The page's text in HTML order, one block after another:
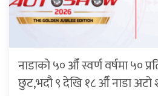
नाडाको ५० औँ स्वर्ण वर्षमा ५०
छुट,भदौ ९ देखि १८ औँ नाडा अटो